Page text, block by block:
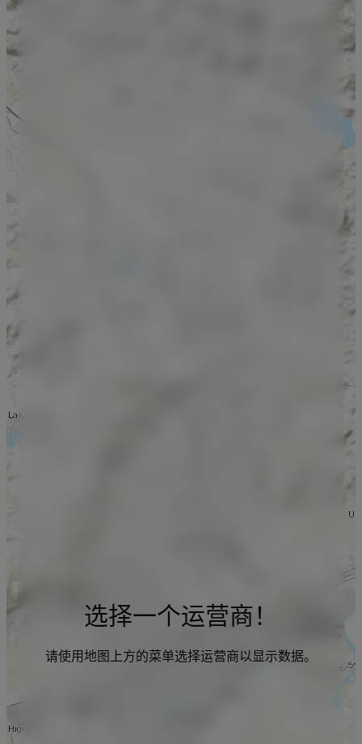
选择一个运营商！
请使用地图上方的菜单选择运营商以显示数据。